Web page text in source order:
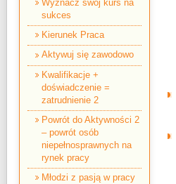
Wyznacz swój kurs na
sukces
Kierunek Praca
Aktywuj się zawodowo
Kwalifikacje +
doświadczenie =
zatrudnienie 2
Powrót do Aktywności 2
– powrót osób
niepełnosprawnych na
rynek pracy
Młodzi z pasją w pracy